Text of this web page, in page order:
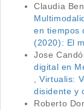
Claudia
en tiempos
(2020): El
Jose
digital en
,Virtualis:
disidente y
Roberto